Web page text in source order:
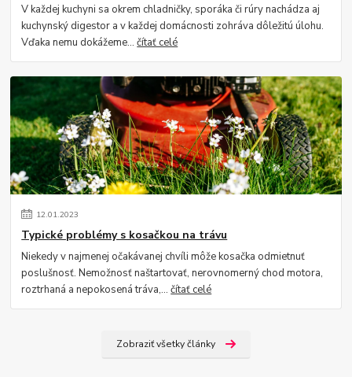
V každej kuchyni sa okrem chladničky, sporáka či rúry nachádza aj
kuchynský digestor a v každej domácnosti zohráva dôležitú úlohu.
Vďaka nemu dokážeme...čítať celé
12.01.2023
Typické problémy s kosačkou na trávu
Niekedy v najmenej očakávanej chvíli môže kosačka odmietnuť
poslušnosť. Nemožnosť naštartovať, nerovnomerný chod motora,
roztrhaná a nepokosená tráva,...čítať celé
Zobraziť všetky články